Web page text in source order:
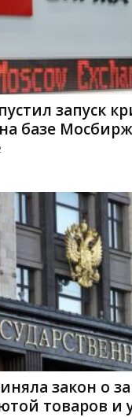
запуск
базе
закон о
товаров и